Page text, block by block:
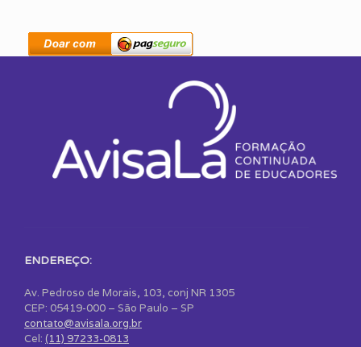
ENDEREÇO:
Av. Pedroso de Morais, 103, conj NR 1305
CEP: 05419-000 – São Paulo – SP
contato@avisala.org.br
Cel: (11) 97233-0813